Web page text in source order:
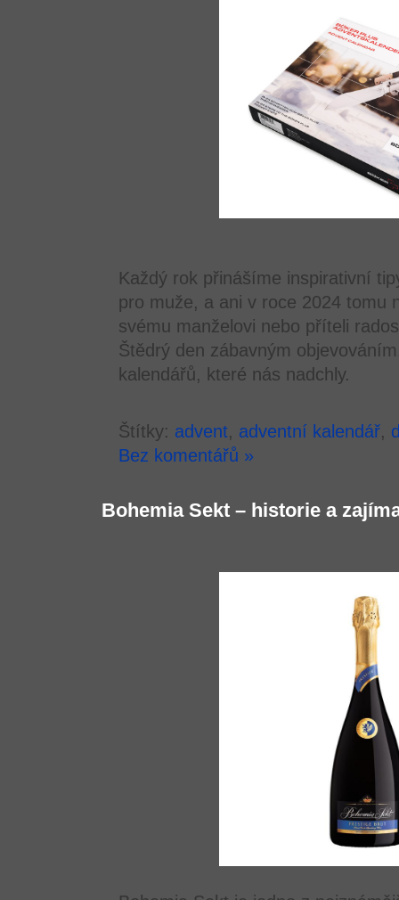
Každý rok přinášíme inspirativní
pro muže, a ani v roce 2024 tomu
svému manželovi nebo příteli
Štědrý den zábavným
kalendářů, které nás nadchly.
Štítky: advent, adventní kalendář,
Bez komentářů »
Bohemia Sekt – historie a